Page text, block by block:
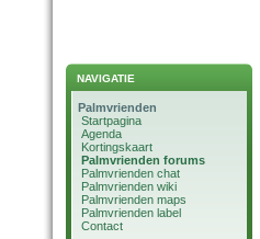
NAVIGATIE
Palmvrienden
Startpagina
Agenda
Kortingskaart
Palmvrienden forums
Palmvrienden chat
Palmvrienden wiki
Palmvrienden maps
Palmvrienden label
Contact